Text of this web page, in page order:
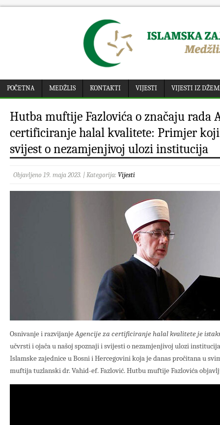
POČETNA MEDŽLIS KONTAKTI VIJESTI VIJESTI IZ
Hutba muftije Fazlovića o značaju rada
certificiranje halal kvalitete: Primjer
svijest o nezamjenjivoj ulozi institucija
Objavljeno 19. maja 2023. | Kategorija: Vijesti
Osnivanje i razvijanjeAgencije za certificiranje halal kvalitete je
učvrsti i ojača u našoj spoznaji i svijesti o nezamjenjivoj ulozi
Islamske zajednice u Bosni i Hercegovini koja je danas pročitana u
muftija tuzlanski dr. Vahid-ef. Fazlović. Hutbu muftije Fazlovića